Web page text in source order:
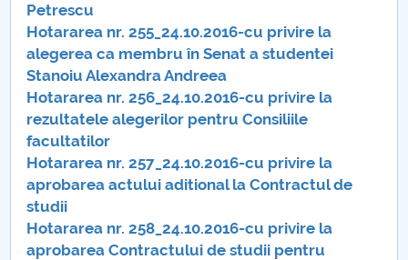
Admitere
Români de pretutindeni - ADMITERE
Senat
Facultăți
Studenți
Ghiduri pentru STUDENȚI
Petrescu
Hotararea nr. 255_24.10.2016-cu privire la
alegerea ca membru în Senat a studentei
Stanoiu Alexandra Andreea
Hotararea nr. 256_24.10.2016-cu privire la
rezultatele alegerilor pentru Consiliile
facultatilor
Hotararea nr. 257_24.10.2016-cu privire la
aprobarea actului aditional la Contractul de
studii
Hotararea nr. 258_24.10.2016-cu privire la
aprobarea Contractului de studii pentru